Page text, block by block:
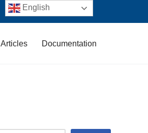
Articles Documentation
English